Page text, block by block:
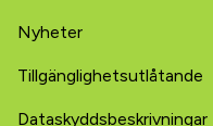
Nyheter
Tillgänglighetsutlåtande
Dataskyddsbeskrivningar